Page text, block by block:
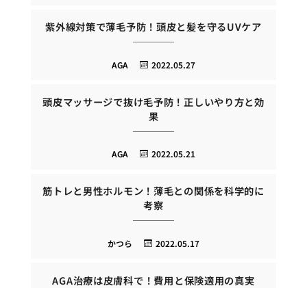
紫外線対策で薄毛予防！頭皮と髪を守るUVケア
2022.05.27
AGA
頭皮マッサージで抜け毛予防！正しいやり方と効
果
2022.05.21
AGA
筋トレと男性ホルモン！薄毛との関係を科学的に
考察
2022.05.17
かつら
AGA治療は皮膚科で！費用と保険適用の真実